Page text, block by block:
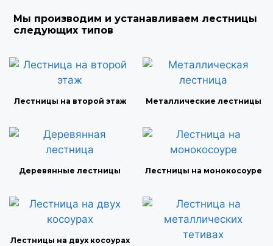
Мы производим и устанавливаем лестницы
следующих типов
Лестницы на второй этаж Металлические лестницы
Деревянные лестницы Лестницы на монокосоуре
Лестницы на двух косоурах